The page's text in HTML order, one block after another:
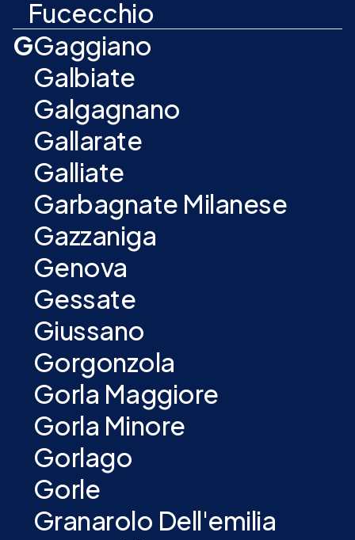
Fucecchio
GGaggiano
Galbiate
Galgagnano
Gallarate
Galliate
Garbagnate Milanese
Gazzaniga
Genova
Gessate
Giussano
Gorgonzola
Gorla Maggiore
Gorla Minore
Gorlago
Gorle
Granarolo Dell'emilia